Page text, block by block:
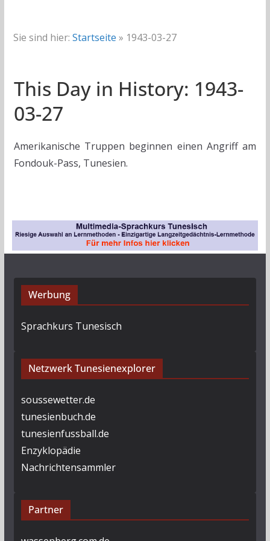
Sie sind hier: Startseite » 1943-03-27
This Day in History: 1943-
03-27
Amerikanische Truppen beginnen einen Angriff am
Fondouk-Pass, Tunesien.
Werbung
Sprachkurs Tunesisch
Netzwerk Tunesienexplorer
soussewetter.de
tunesienbuch.de
tunesienfussball.de
Enzyklopädie
Nachrichtensammler
Partner